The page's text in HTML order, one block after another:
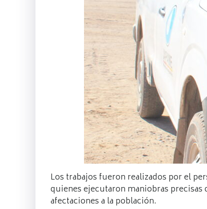
Los trabajos fueron realizados por el
quienes ejecutaron maniobras
afectaciones a la población.